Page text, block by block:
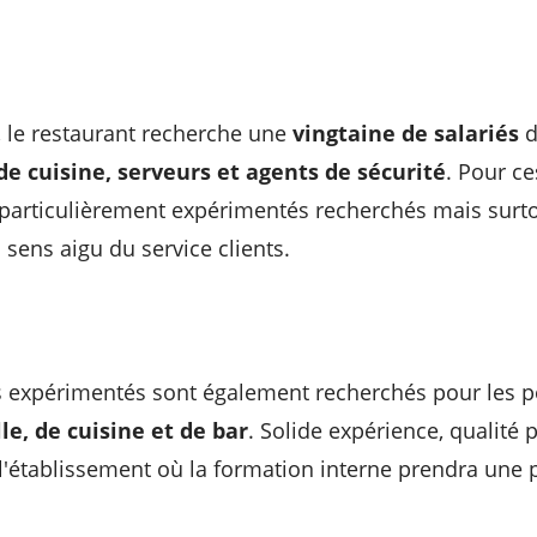
restaurant recherche une vingtaine de salariés
cuisine, serveurs et agents de sécurité. Pour
expérimentés recherchés mais
aigu du service clients.
sont également recherchés pour les
de cuisine et de bar. Solide expérience, qualité
où la formation interne prendra une